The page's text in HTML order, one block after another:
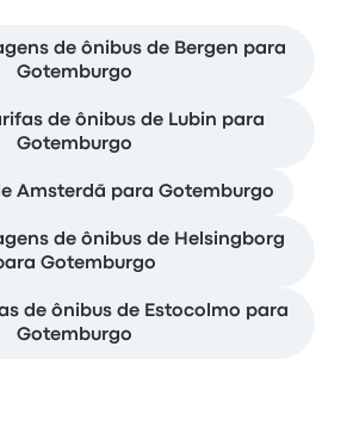
de ônibus de Bergen para
Gotemburgo
de ônibus de Lubin para
Gotemburgo
Amsterdã para Gotemburgo
de ônibus de Helsingborg
Gotemburgo
de ônibus de Estocolmo para
Gotemburgo